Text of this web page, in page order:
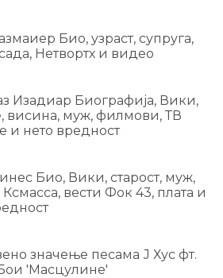
Био, узраст, супруга,
Нетвортх и видео
Изадиар Биографија, Вики,
висина, муж, филмови, ТВ
и нето вредност
Био, Вики, старост, муж,
Ксмасса, вести Фок 43, плата и
значење песама Ј Хус фт.
'Масцулине'